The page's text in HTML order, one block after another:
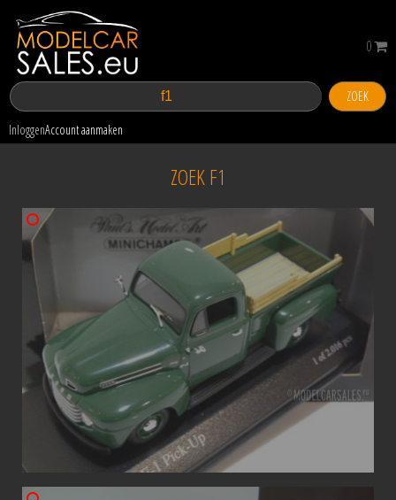
ZOEK
InloggenAccount aanmaken
0
ZOEK F1